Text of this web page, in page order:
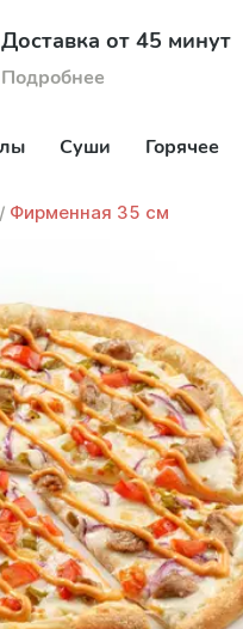
Доставка от 45 минут
Подробнее
Суши Горячее
/ Фирменная 35 см